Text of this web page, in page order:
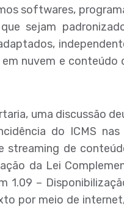
softwares,
que sejam
nuvem e
uma discussão
do ICMS
streaming de
da Lei
1.09 –
por meio de